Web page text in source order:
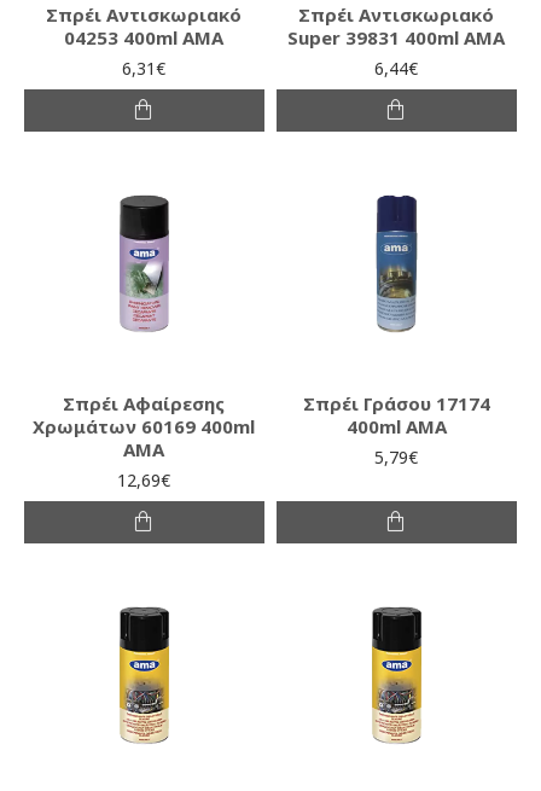
Σπρέι Αντισκωριακό
04253 400ml AMA
6,31€
Σπρέι Αντισκωριακό
Super 39831 400ml AMA
6,44€
Σπρέι Αφαίρεσης
Χρωμάτων 60169 400ml
AMA
12,69€
Σπρέι Γράσου 17174
400ml AMA
5,79€